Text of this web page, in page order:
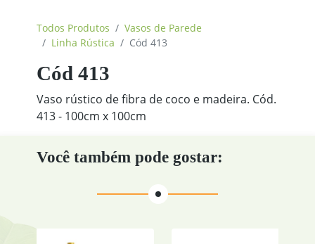
Todos Produtos
Vasos de Parede
Linha Rústica
Cód 413
Cód 413
Vaso rústico de fibra de coco e madeira. Cód.
413 - 100cm x 100cm
Você também pode gostar: